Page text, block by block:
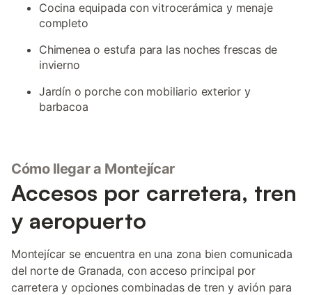
Cocina equipada con vitrocerámica y menaje
completo
Chimenea o estufa para las noches frescas de
invierno
Jardín o porche con mobiliario exterior y
barbacoa
Cómo llegar a Montejícar
Accesos por carretera, tren
y aeropuerto
Montejícar se encuentra en una zona bien comunicada
del norte de Granada, con acceso principal por
carretera y opciones combinadas de tren y avión para